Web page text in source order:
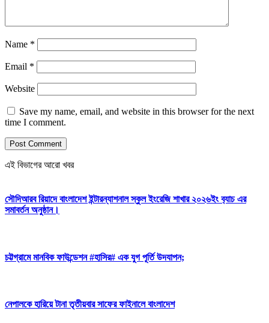
Name *
Email *
Website
Save my name, email, and website in this browser for the next
time I comment.
এই বিভাগের আরো খবর
সৌদিআরব রিয়াদে বাংলাদেশ ইন্টারন্যাশনাল স্কুল ইংরেজি শাখার ২০২৬ইং ব‍্যাচ এর
সমাবর্তন অনুষ্ঠান।
চট্টগ্রামে মানবিক ফাউন্ডেশন #হাসির# এক যুগ পূর্তি উদযাপন;
নেপালকে হারিয়ে টানা তৃতীয়বার সাফের ফাইনালে বাংলাদেশ